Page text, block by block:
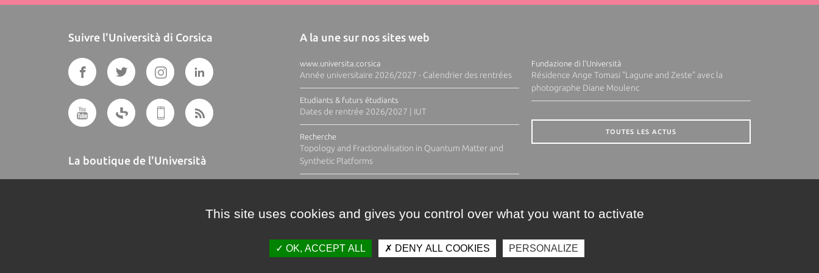
Suivre l'Università di Corsica
La boutique de l'Università
A la une sur nos sites web
www.universita.corsica
Année universitaire 2026/2027 - Calendrier des rentrées
Etudiants & futurs étudiants
Dates de rentrée 2026/2027 | IUT
Recherche
Topology and Fractionalisation in Quantum Matter and
Synthetic Platforms
Fundazione di l'Università
Résidence Ange Tomasi "Lagune and Zeste" avec la
photographe Diane Moulenc
TOUTES LES ACTUS
This site uses cookies and gives you control over what you want to activate
OK, ACCEPT ALL DENY ALL COOKIES PERSONALIZE